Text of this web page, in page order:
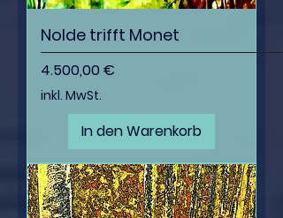
Nolde trifft Monet
Preis
4.500,00 €
inkl. MwSt.
In den Warenkorb